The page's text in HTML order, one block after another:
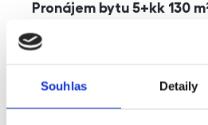
Souhlas Detaily
Pronájem bytu 5+kk 130
funkce
parkování sklep výtah